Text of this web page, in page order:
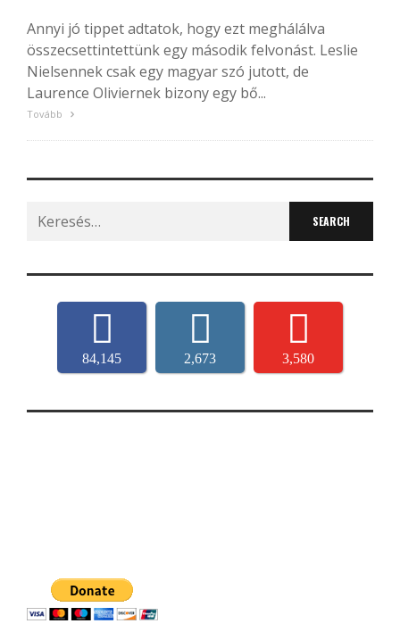
Annyi jó tippet adtatok, hogy ezt meghálálva
összecsettintettünk egy második felvonást. Leslie
Nielsennek csak egy magyar szó jutott, de
Laurence Oliviernek bizony egy bő...
Tovább
Search
for:
84,145 2,673 3,580